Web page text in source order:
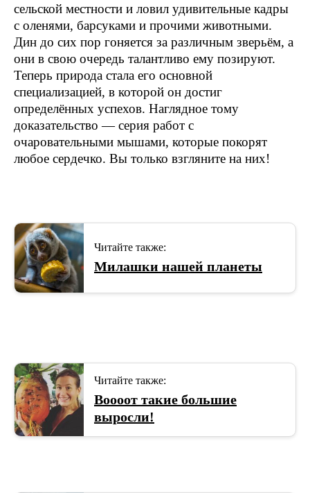
сельской местности и ловил удивительные кадры
с оленями, барсуками и прочими животными.
Дин до сих пор гоняется за различным зверьём, а
они в свою очередь талантливо ему позируют.
Теперь природа стала его основной
специализацией, в которой он достиг
определённых успехов. Наглядное тому
доказательство — серия работ с
очаровательными мышами, которые покорят
любое сердечко. Вы только взгляните на них!
Читайте также:
Милашки нашей планеты
Читайте также:
Воооот такие большие
выросли!